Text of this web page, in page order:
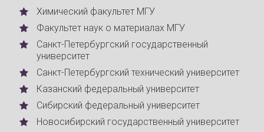
Химический факультет МГУ
Факультет наук о материалах МГУ
Санкт-Петербургский государственный
университет
Санкт-Петербургский технический университет
Казанский федеральный университет
Сибирский федеральный университет
Новосибирский государственный университет